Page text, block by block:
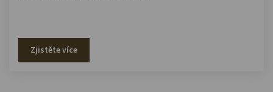
Zjistěte více